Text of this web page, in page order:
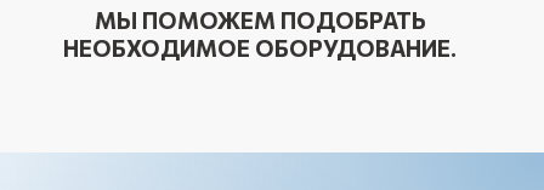
МЫ ПОМОЖЕМ ПОДОБРАТЬ
НЕОБХОДИМОЕ ОБОРУДОВАНИЕ.